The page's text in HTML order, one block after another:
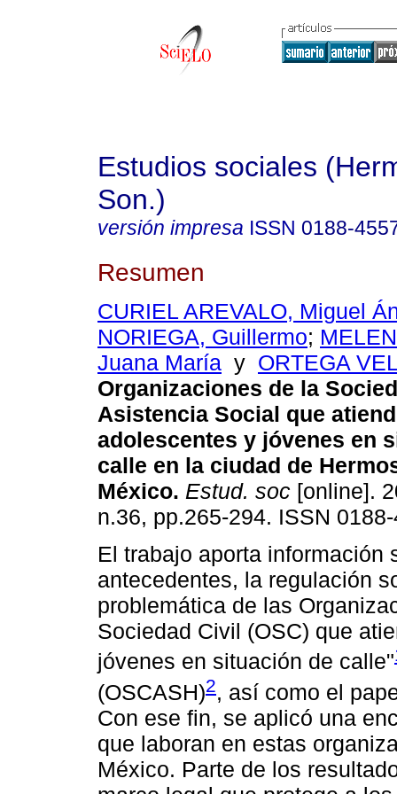
Estudios sociales
Son.)
versión impresa ISSN 0188-
Resumen
CURIEL AREVALO, Miguel
NORIEGA, Guillermo;
Juana María y ORTEGA
Organizaciones de la
Asistencia Social que
adolescentes y jóvenes en
calle en la ciudad de
México. Estud. soc [online].
n.36, pp.265-294. ISSN
El trabajo aporta información
antecedentes, la regulación
problemática de las
Sociedad Civil (OSC) que
jóvenes en situación de calle"
(OSCASH)2, así como el
Con ese fin, se aplicó una
que laboran en estas
México. Parte de los